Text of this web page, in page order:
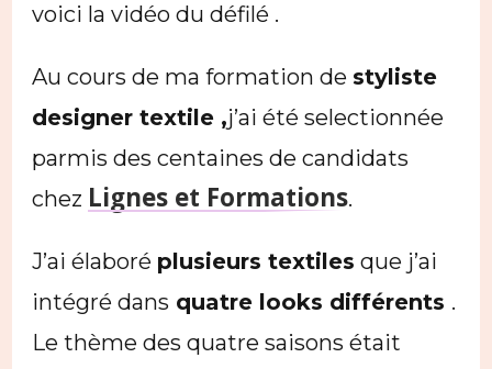
voici la vidéo du défilé .
Au cours de ma formation de styliste
designer textile ,j’ai été selectionnée
parmis des centaines de candidats
chez Lignes et Formations.
J’ai élaboré plusieurs textiles que j’ai
intégré dans quatre looks différents .
Le thème des quatre saisons était